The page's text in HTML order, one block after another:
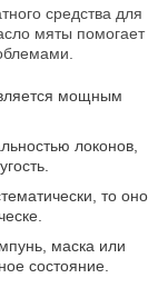
средства для
мяты помогает
мощным
локонов,
то оно
маска или
состояние.